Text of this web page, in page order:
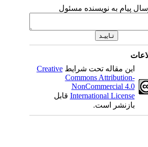
پیام به نویسنده مسئول
این مقاله تحت شرایطCreative
Commons Attribution-
NonCommercial 4.0
International Licenseقابل
بازنشر است.